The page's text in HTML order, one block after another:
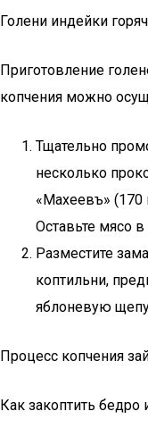
Голени индейки
Приготовление
копчения можно
Тщательно
несколько
«Махеевъ» (170
Оставьте мясо
Разместите
коптильни,
яблоневую
Процесс копчения
Как закоптить бедро